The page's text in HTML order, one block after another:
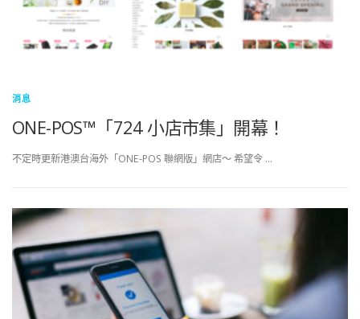
消息
ONE-POS™「724 小店市集」開幕！
不定時更新港澳台海外「ONE-POS 聯網版」網店～ 希望令 …